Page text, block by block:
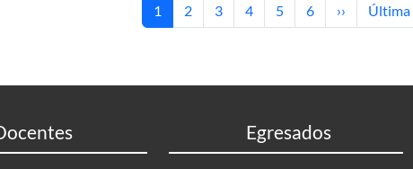
Página actual
1 Página
2 Página
3 Página
4 Página
5 Página
6 Siguiente
›› Última
Última
Egresados